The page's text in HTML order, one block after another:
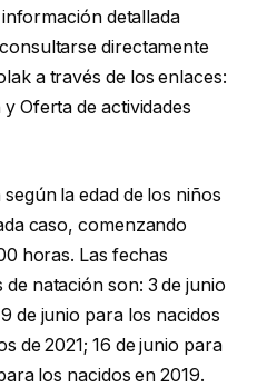
detallada
directamente
a través de los enlaces:
Oferta de actividades
la edad de los niños
caso, comenzando
horas. Las fechas
natación son: 3 de junio
de junio para los nacidos
de 2021; 16 de junio para
los nacidos en 2019.